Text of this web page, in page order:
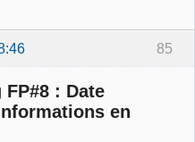
85
FP#8 : Date
en